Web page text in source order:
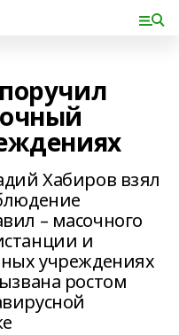
Хабиров взял
– масочного
и
учреждениях
ростом